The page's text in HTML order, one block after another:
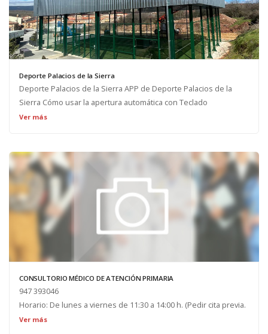
Deporte Palacios de la Sierra
Deporte Palacios de la Sierra APP de Deporte Palacios de la
Sierra Cómo usar la apertura automática con Teclado
Instrucciones Generales Para enviar un correo de sugerencias
necesario, una captura de pantalla
Ver más
CONSULTORIO MÉDICO DE ATENCIÓN PRIMARIA
947 393046
Horario: De lunes a viernes de 11:30 a 14:00 h. (Pedir cita previa.
Tel: 947 395500)
Ver más